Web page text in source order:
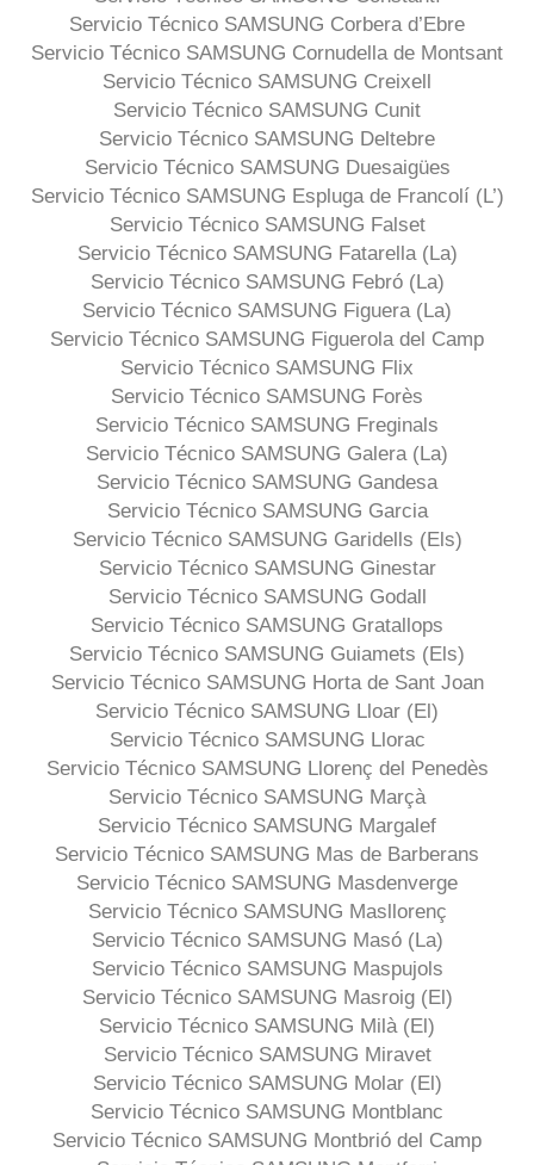
Servicio Técnico SAMSUNG Corbera d’Ebre
Servicio Técnico SAMSUNG Cornudella de Montsant
Servicio Técnico SAMSUNG Creixell
Servicio Técnico SAMSUNG Cunit
Servicio Técnico SAMSUNG Deltebre
Servicio Técnico SAMSUNG Duesaigües
Servicio Técnico SAMSUNG Espluga de Francolí (L’)
Servicio Técnico SAMSUNG Falset
Servicio Técnico SAMSUNG Fatarella (La)
Servicio Técnico SAMSUNG Febró (La)
Servicio Técnico SAMSUNG Figuera (La)
Servicio Técnico SAMSUNG Figuerola del Camp
Servicio Técnico SAMSUNG Flix
Servicio Técnico SAMSUNG Forès
Servicio Técnico SAMSUNG Freginals
Servicio Técnico SAMSUNG Galera (La)
Servicio Técnico SAMSUNG Gandesa
Servicio Técnico SAMSUNG Garcia
Servicio Técnico SAMSUNG Garidells (Els)
Servicio Técnico SAMSUNG Ginestar
Servicio Técnico SAMSUNG Godall
Servicio Técnico SAMSUNG Gratallops
Servicio Técnico SAMSUNG Guiamets (Els)
Servicio Técnico SAMSUNG Horta de Sant Joan
Servicio Técnico SAMSUNG Lloar (El)
Servicio Técnico SAMSUNG Llorac
Servicio Técnico SAMSUNG Llorenç del Penedès
Servicio Técnico SAMSUNG Marçà
Servicio Técnico SAMSUNG Margalef
Servicio Técnico SAMSUNG Mas de Barberans
Servicio Técnico SAMSUNG Masdenverge
Servicio Técnico SAMSUNG Masllorenç
Servicio Técnico SAMSUNG Masó (La)
Servicio Técnico SAMSUNG Maspujols
Servicio Técnico SAMSUNG Masroig (El)
Servicio Técnico SAMSUNG Milà (El)
Servicio Técnico SAMSUNG Miravet
Servicio Técnico SAMSUNG Molar (El)
Servicio Técnico SAMSUNG Montblanc
Servicio Técnico SAMSUNG Montbrió del Camp